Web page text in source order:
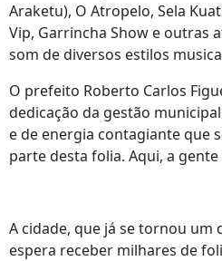
Araketu), O Atropelo, Sela
Vip, Garrincha Show e outras
som de diversos estilos
O prefeito Roberto Carlos
dedicação da gestão
e de energia contagiante que
parte desta folia. Aqui, a
A cidade, que já se tornou
espera receber milhares de